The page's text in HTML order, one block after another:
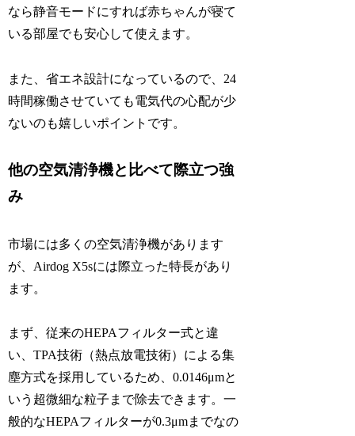
なら静音モードにすれば赤ちゃんが寝て
いる部屋でも安心して使えます。
また、省エネ設計になっているので、24
時間稼働させていても電気代の心配が少
ないのも嬉しいポイントです。
他の空気清浄機と比べて際立つ強
み
市場には多くの空気清浄機があります
が、Airdog X5sには際立った特長があり
ます。
まず、従来のHEPAフィルター式と違
い、TPA技術（熱点放電技術）による集
塵方式を採用しているため、0.0146μmと
いう超微細な粒子まで除去できます。一
般的なHEPAフィルターが0.3μmまでなの